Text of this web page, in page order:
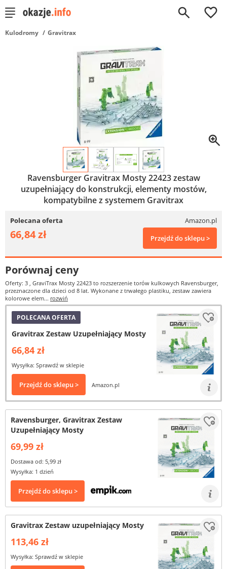
0
Kulodromy Gravitrax
Ravensburger Gravitrax Mosty 22423 zestaw
uzupełniający do konstrukcji, elementy mostów,
kompatybilne z systemem Gravitrax
Polecana oferta Amazon.pl
66,84 zł Przejdź do sklepu >
Porównaj ceny
Oferty: 3 , GraviTrax Mosty 22423 to rozszerzenie torów kulkowych Ravensburger,
przeznaczone dla dzieci od 8 lat. Wykonane z trwałego plastiku, zestaw zawiera
kolorowe elem... rozwiń
POLECANA OFERTA
Gravitrax Zestaw Uzupełniający Mosty
66,84 zł
Wysyłka: Sprawdź w sklepie
Przejdź do sklepu > Amazon.pl
Ravensburger, Gravitrax Zestaw
Uzupełniający Mosty
69,99 zł
Dostawa od: 5,99 zł
Wysyłka: 1 dzień
Przejdź do sklepu >
Gravitrax Zestaw uzupełniający Mosty
113,46 zł
Wysyłka: Sprawdź w sklepie